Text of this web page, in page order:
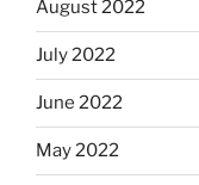
August 2022
July 2022
June 2022
May 2022